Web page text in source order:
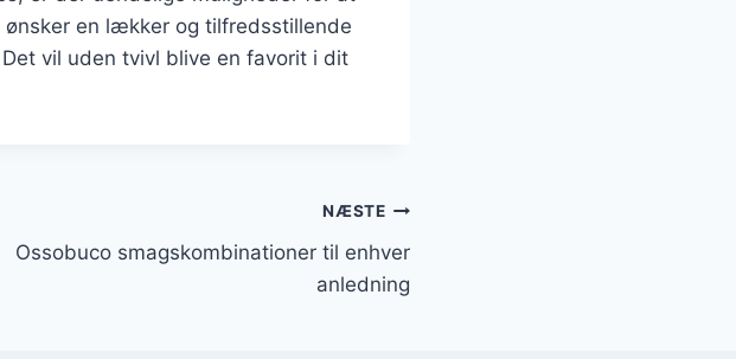
en lækker og tilfredsstillende
vil uden tvivl blive en favorit i dit
NÆSTE
Ossobuco smagskombinationer til enhver
anledning